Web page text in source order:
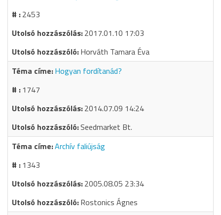
2453
2017.01.10 17:03
Horváth Tamara Éva
Hogyan fordítanád?
1747
2014.07.09 14:24
Seedmarket Bt.
Archív faliújság
1343
2005.08.05 23:34
Rostonics Ágnes